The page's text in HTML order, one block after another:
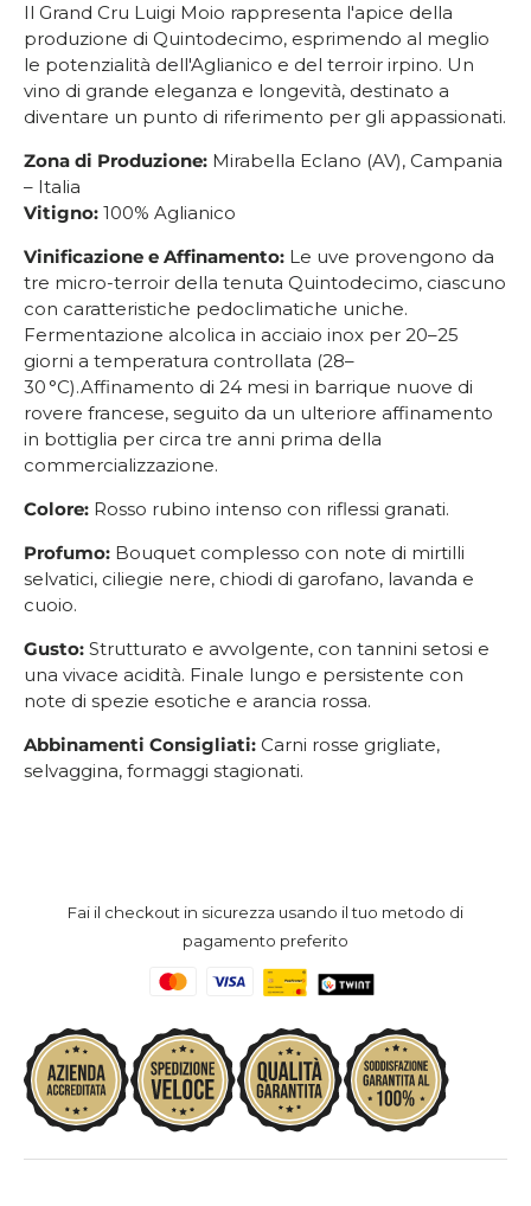
Il Grand Cru Luigi Moio rappresenta l'apice della
produzione di Quintodecimo, esprimendo al meglio
le potenzialità dell'Aglianico e del terroir irpino. Un
vino di grande eleganza e longevità, destinato a
diventare un punto di riferimento per gli appassionati.
Zona di Produzione: Mirabella Eclano (AV), Campania
– Italia
Vitigno: 100% Aglianico
Vinificazione e Affinamento: Le uve provengono da
tre micro-terroir della tenuta Quintodecimo, ciascuno
con caratteristiche pedoclimatiche uniche.
Fermentazione alcolica in acciaio inox per 20–25
giorni a temperatura controllata (28–
30 °C).Affinamento di 24 mesi in barrique nuove di
rovere francese, seguito da un ulteriore affinamento
in bottiglia per circa tre anni prima della
commercializzazione.
Colore: Rosso rubino intenso con riflessi granati.
Profumo: Bouquet complesso con note di mirtilli
selvatici, ciliegie nere, chiodi di garofano, lavanda e
cuoio.
Gusto: Strutturato e avvolgente, con tannini setosi e
una vivace acidità. Finale lungo e persistente con
note di spezie esotiche e arancia rossa.
Abbinamenti Consigliati: Carni rosse grigliate,
selvaggina, formaggi stagionati.
Fai il checkout in sicurezza usando il tuo metodo di
pagamento preferito